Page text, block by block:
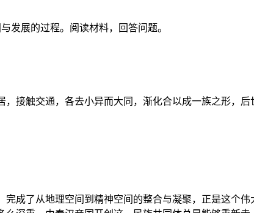
发展的过程。阅读材料，回答问题。
接触交通，各去小异而大同，渐化合以成一族之形，后
成了从地理空间到精神空间的整合与凝聚，正是这个